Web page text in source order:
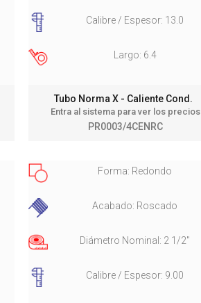
Calibre / Espesor: 13.0
Largo: 6.4
Tubo Norma X - Caliente Cond.
Entra al sistema para ver los precios
PR0003/4CENRC
Forma: Redondo
Acabado: Roscado
Diámetro Nominal: 2 1/2"
Calibre / Espesor: 9.00